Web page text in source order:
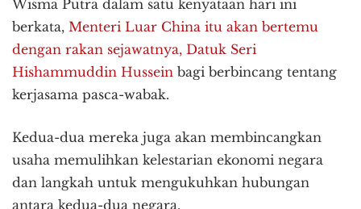
Wisma Putra dalam satu kenyataan hari ini
berkata, Menteri Luar China itu akan bertemu
dengan rakan sejawatnya, Datuk Seri
Hishammuddin Hussein bagi berbincang tentang
kerjasama pasca-wabak.
Kedua-dua mereka juga akan membincangkan
usaha memulihkan kelestarian ekonomi negara
dan langkah untuk mengukuhkan hubungan
antara kedua-dua negara.